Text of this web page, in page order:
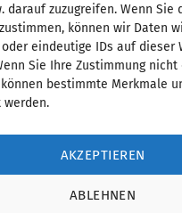
darauf zuzugreifen. Wenn Sie
können wir Daten
eindeutige IDs auf dieser
Sie Ihre Zustimmung
bestimmte Merkmale
AKZEPTIEREN
ABLEHNEN